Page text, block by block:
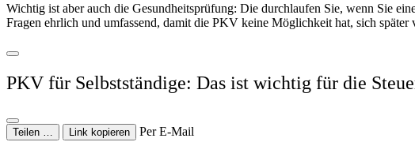
Wichtig ist aber auch die Gesundheitsprüfung: Die durchlaufen Sie, wenn Sie
Fragen ehrlich und umfassend, damit die PKV keine Möglichkeit hat, sich später
PKV für Selbstständige: Das ist wichtig für die
Teilen … Link kopieren Per E-Mail